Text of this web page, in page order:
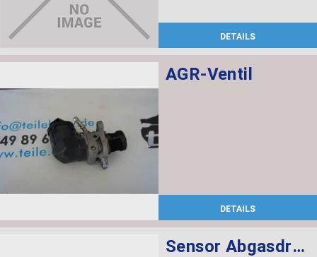
DETAILS
AGR-Ventil
DETAILS
Sensor Abgasdruck